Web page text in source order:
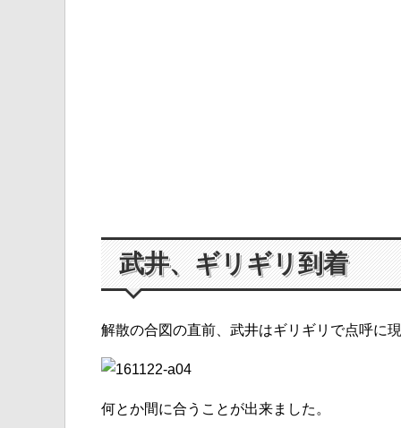
武井、ギリギリ到着
解散の合図の直前、武井はギリギリで点呼に現
何とか間に合うことが出来ました。